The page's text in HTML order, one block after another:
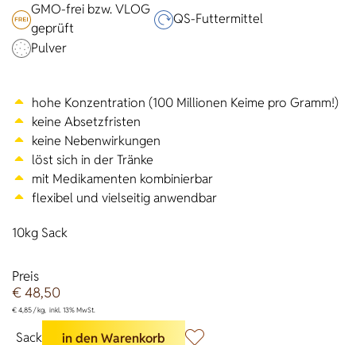
GMO-frei bzw. VLOG
geprüft
QS-Futter­mittel
Pulver
hohe Konzentration (100 Millionen Keime pro Gramm!)
keine Absetzfristen
keine Nebenwirkungen
löst sich in der Tränke
mit Medikamenten kombinierbar
flexibel und vielseitig anwendbar
10kg Sack
Preis
€48,50
€4,85 /kg inkl. 13% MwSt.
Sack in den Warenkorb